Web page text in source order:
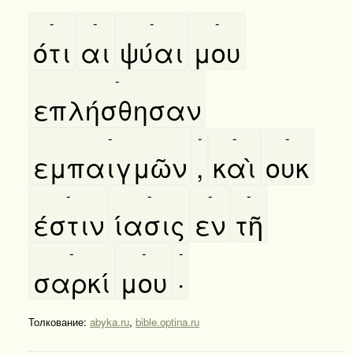
ότι
-
αι
-
ψύαι
-
μου
-
επλήσθησαν
-
εμπαιγμῶν
-
,
-
καὶ
-
ουκ
-
έστιν
-
ίασις
-
εν
-
τῆ
-
σαρκί
-
μου
-
·
-
Толкование: abyka.ru, bible.optina.ru